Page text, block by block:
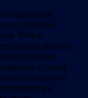
еврейское
под охраной
Мне и
производить
уничтожение
пункта
мирного
в